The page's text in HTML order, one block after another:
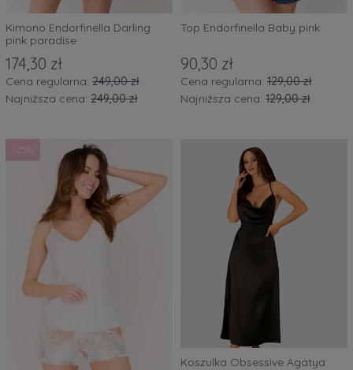
Kimono Endorfinella Darling
pink paradise
174,30 zł
Cena regularna: 249,00 zł
Najniższa cena: 249,00 zł
Top Endorfinella Baby pink
90,30 zł
Cena regularna: 129,00 zł
Najniższa cena: 129,00 zł
-25%
Koszulka Obsessive Agatya